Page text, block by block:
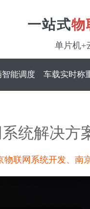
一站式物
单片机+
智能调度 车载实时称
统解决方
联网系统开发、南